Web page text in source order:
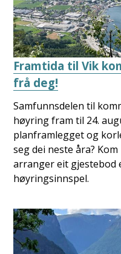
Framtida til Vik
frå deg!
Samfunnsdelen til
høyring fram til 24.
planframlegget og
seg dei neste åra?
arranger eit gjestebod
høyringsinnspel.